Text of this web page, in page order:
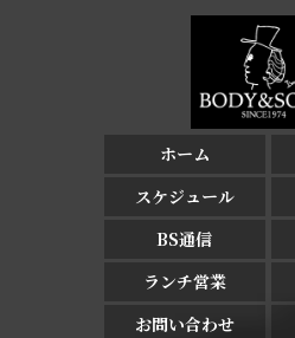
ホーム
スケジュール
BS通信
ランチ営業
お問い合わせ